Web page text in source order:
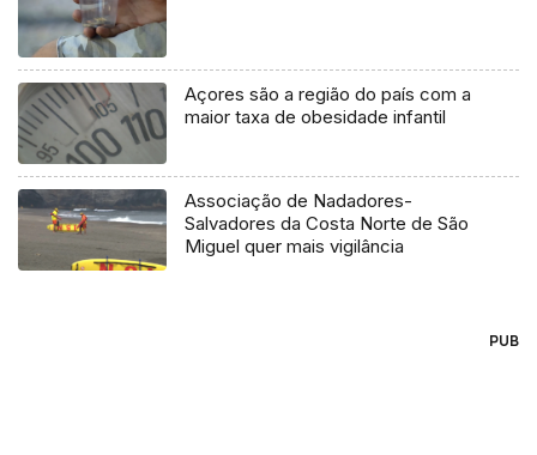
Açores são a região do país com a
maior taxa de obesidade infantil
Associação de Nadadores-
Salvadores da Costa Norte de São
Miguel quer mais vigilância
PUB